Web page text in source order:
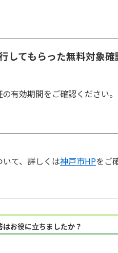
してもらった無料対象
有効期間をご確認ください
て、詳しくは神戸市HPをご
はお役に立ちましたか？